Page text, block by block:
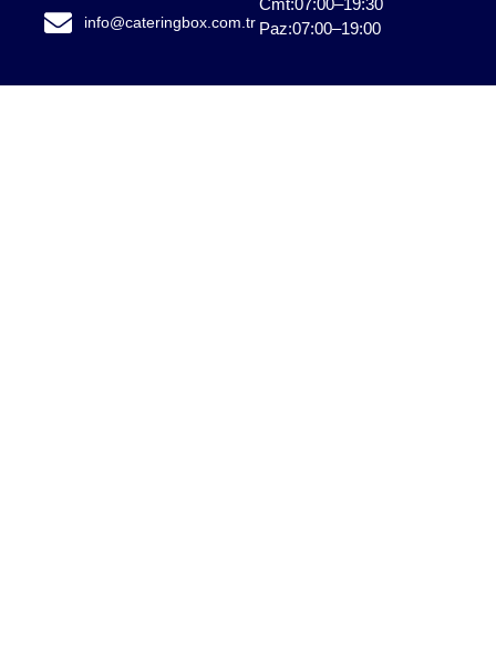
sürecine kadar tüm detayların titizlikle ele alınmasını
yemek organizasyonları, konsept uyumu ve hizmet
info@cateringbox.com.tr Paz:07:00–19:00